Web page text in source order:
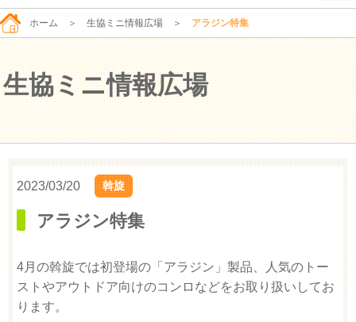
ホーム ＞ 生協ミニ情報広場 ＞ アラジン特集
生協ミニ情報広場
2023/03/20 斡旋
アラジン特集
4月の斡旋では初登場の「アラジン」製品、人気のトー
ストやアウトドア向けのコンロなどをお取り扱いしてお
ります。